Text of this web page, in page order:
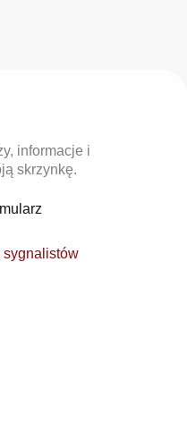
informacje i
skrzynkę.
sygnalistów